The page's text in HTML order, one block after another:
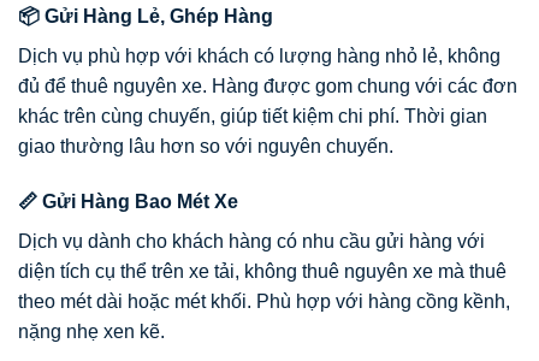
📦 Gửi Hàng Lẻ, Ghép Hàng
Dịch vụ phù hợp với khách có lượng hàng nhỏ lẻ, không
đủ để thuê nguyên xe. Hàng được gom chung với các đơn
khác trên cùng chuyến, giúp tiết kiệm chi phí. Thời gian
giao thường lâu hơn so với nguyên chuyến.
📏 Gửi Hàng Bao Mét Xe
Dịch vụ dành cho khách hàng có nhu cầu gửi hàng với
diện tích cụ thể trên xe tải, không thuê nguyên xe mà thuê
theo mét dài hoặc mét khối. Phù hợp với hàng cồng kềnh,
nặng nhẹ xen kẽ.